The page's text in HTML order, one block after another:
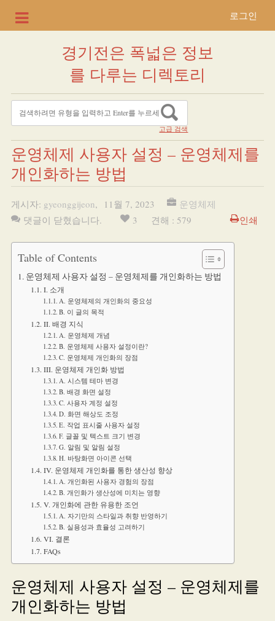
로그인
경기전은 폭넓은 정보
를 다루는 디렉토리
고급 검색
운영체제 사용자 설정 – 운영체제를
개인화하는 방법
게시자: gyeonggijeon, 11월 7, 2023
운영체제
댓글이 닫혔습니다.
3 견해 : 579 인쇄
Table of Contents
운영체제 사용자 설정 – 운영체제를 개인화하는 방법
I. 소개
A. 운영체제의 개인화의 중요성
B. 이 글의 목적
II. 배경 지식
A. 운영체제 개념
B. 운영체제 사용자 설정이란?
C. 운영체제 개인화의 장점
III. 운영체제 개인화 방법
A. 시스템 테마 변경
B. 배경 화면 설정
C. 사용자 계정 설정
D. 화면 해상도 조정
E. 작업 표시줄 사용자 설정
F. 글꼴 및 텍스트 크기 변경
G. 알림 및 알림 설정
H. 바탕화면 아이콘 선택
IV. 운영체제 개인화를 통한 생산성 향상
A. 개인화된 사용자 경험의 장점
B. 개인화가 생산성에 미치는 영향
V. 개인화에 관한 유용한 조언
A. 자기만의 스타일과 취향 반영하기
B. 실용성과 효율성 고려하기
VI. 결론
FAQs
운영체제 사용자 설정 – 운영체제를
개인화하는 방법